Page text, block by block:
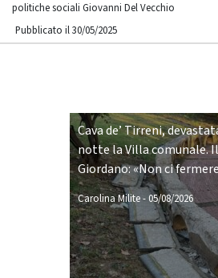
politiche sociali Giovanni Del Vecchio
Pubblicato il 30/05/2025
Cava de’ Tirreni,
notte la Villa comunale.
Giordano: «Non ci
Carolina Milite- 05/08/2026